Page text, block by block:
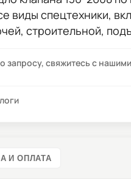
виды спецтехники,
строительной,
запросу, свяжитесь с
И ОПЛАТА